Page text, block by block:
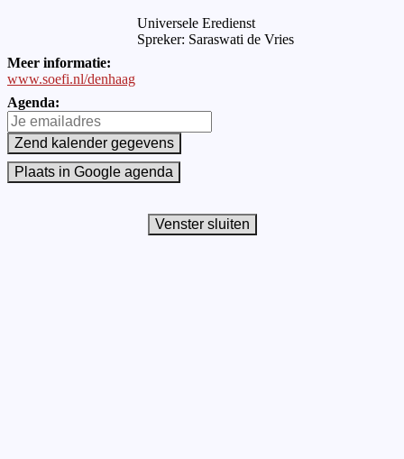
Universele Eredienst
Spreker: Saraswati de Vries
Meer informatie:
www.soefi.nl/denhaag
Agenda: